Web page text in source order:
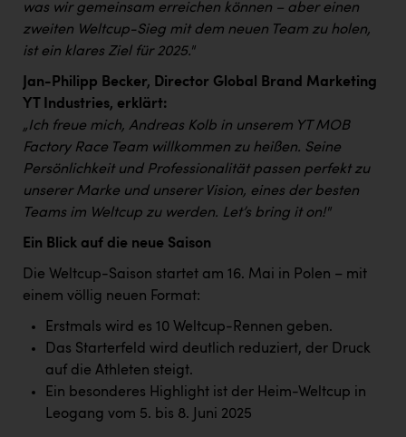
Passage Linz
PEZ
PÜSPÖK
RE/MAX Welcome
RUBBLE MASTER
Ruderclub Wels
SCRI - Salzburg Cancer Research Institute
Schwingshandl - automation technology gmbh
Seher + Partner
Smurfit Westrock Nettingsdorf
was wir gemeinsam erreichen können – aber einen
zweiten Weltcup-Sieg mit dem neuen Team zu holen,
ist ein klares Ziel für 2025."
Jan-Philipp Becker, Director Global Brand Marketing
YT Industries, erklärt:
„Ich freue mich, Andreas Kolb in unserem YT MOB
Factory Race Team willkommen zu heißen. Seine
Persönlichkeit und Professionalität passen perfekt zu
unserer Marke und unserer Vision, eines der besten
Teams im Weltcup zu werden. Let’s bring it on!"
Ein Blick auf die neue Saison
Die Weltcup-Saison startet am 16. Mai in Polen – mit
einem völlig neuen Format:
Erstmals wird es 10 Weltcup-Rennen geben.
Das Starterfeld wird deutlich reduziert, der Druck
auf die Athleten steigt.
Ein besonderes Highlight ist der Heim-Weltcup in
Leogang vom 5. bis 8. Juni 2025